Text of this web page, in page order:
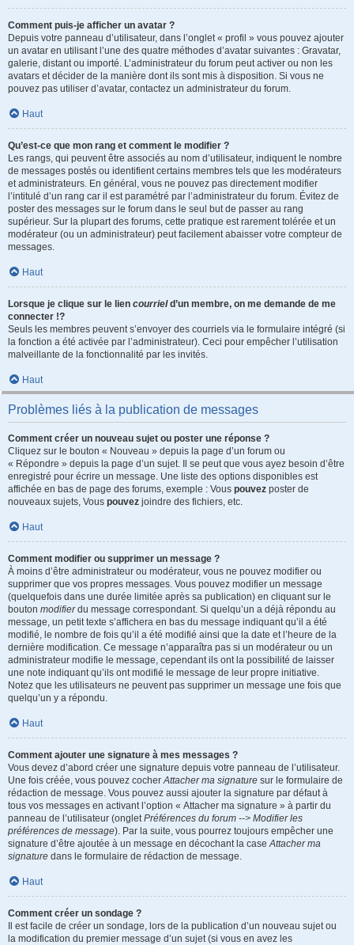
Comment puis-je afficher un avatar ?
Depuis votre panneau d’utilisateur, dans l’onglet « profil » vous pouvez ajouter
un avatar en utilisant l’une des quatre méthodes d’avatar suivantes : Gravatar,
galerie, distant ou importé. L’administrateur du forum peut activer ou non les
avatars et décider de la manière dont ils sont mis à disposition. Si vous ne
pouvez pas utiliser d’avatar, contactez un administrateur du forum.
Haut
Qu’est-ce que mon rang et comment le modifier ?
Les rangs, qui peuvent être associés au nom d’utilisateur, indiquent le nombre
de messages postés ou identifient certains membres tels que les modérateurs
et administrateurs. En général, vous ne pouvez pas directement modifier
l’intitulé d’un rang car il est paramétré par l’administrateur du forum. Évitez de
poster des messages sur le forum dans le seul but de passer au rang
supérieur. Sur la plupart des forums, cette pratique est rarement tolérée et un
modérateur (ou un administrateur) peut facilement abaisser votre compteur de
messages.
Haut
Lorsque je clique sur le lien courrield’un membre, on me demande de me
connecter !?
Seuls les membres peuvent s’envoyer des courriels via le formulaire intégré (si
la fonction a été activée par l’administrateur). Ceci pour empêcher l’utilisation
malveillante de la fonctionnalité par les invités.
Haut
Problèmes liés à la publication de messages
Comment créer un nouveau sujet ou poster une réponse ?
Cliquez sur le bouton « Nouveau » depuis la page d’un forum ou
« Répondre » depuis la page d’un sujet. Il se peut que vous ayez besoin d’être
enregistré pour écrire un message. Une liste des options disponibles est
affichée en bas de page des forums, exemple : Vous pouvez poster de
nouveaux sujets, Vous pouvez joindre des fichiers, etc.
Haut
Comment modifier ou supprimer un message ?
À moins d’être administrateur ou modérateur, vous ne pouvez modifier ou
supprimer que vos propres messages. Vous pouvez modifier un message
(quelquefois dans une durée limitée après sa publication) en cliquant sur le
bouton modifierdu message correspondant. Si quelqu’un a déjà répondu au
message, un petit texte s’affichera en bas du message indiquant qu’il a été
modifié, le nombre de fois qu’il a été modifié ainsi que la date et l’heure de la
dernière modification. Ce message n’apparaîtra pas si un modérateur ou un
administrateur modifie le message, cependant ils ont la possibilité de laisser
une note indiquant qu’ils ont modifié le message de leur propre initiative.
Notez que les utilisateurs ne peuvent pas supprimer un message une fois que
quelqu’un y a répondu.
Haut
Comment ajouter une signature à mes messages ?
Vous devez d’abord créer une signature depuis votre panneau de l’utilisateur.
Une fois créée, vous pouvez cocherAttacher ma signature sur le formulaire de
rédaction de message. Vous pouvez aussi ajouter la signature par défaut à
tous vos messages en activant l’option « Attacher ma signature » à partir du
panneau de l’utilisateur (ongletPréférences du forum --> Modifier les
préférences de message). Par la suite, vous pourrez toujours empêcher une
signature d’être ajoutée à un message en décochant la caseAttacher ma
signature dans le formulaire de rédaction de message.
Haut
Comment créer un sondage ?
Il est facile de créer un sondage, lors de la publication d’un nouveau sujet ou
la modification du premier message d’un sujet (si vous en avez les